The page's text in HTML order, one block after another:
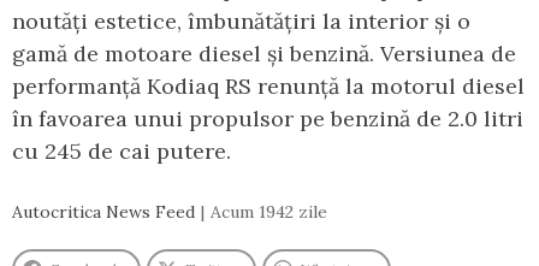
noutăți estetice, îmbunătățiri la interior și o
gamă de motoare diesel și benzină. Versiunea de
performanță Kodiaq RS renunță la motorul diesel
în favoarea unui propulsor pe benzină de 2.0 litri
cu 245 de cai putere.
Autocritica News Feed Acum 1942 zile